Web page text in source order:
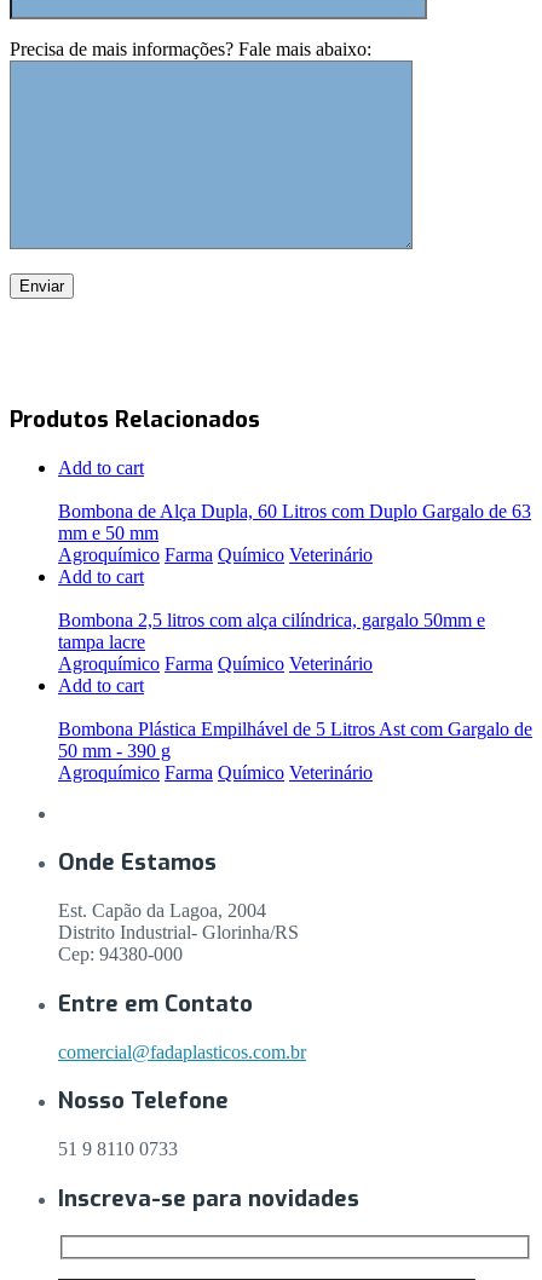
Precisa de mais informações? Fale mais abaixo:
Produtos Relacionados
Add to cart
Bombona de Alça Dupla, 60 Litros com Duplo Gargalo de 63
mm e 50 mm
Agroquímico Farma Químico Veterinário
Add to cart
Bombona 2,5 litros com alça cilíndrica, gargalo 50mm e
tampa lacre
Agroquímico Farma Químico Veterinário
Add to cart
Bombona Plástica Empilhável de 5 Litros Ast com Gargalo de
50 mm - 390 g
Agroquímico Farma Químico Veterinário
Onde Estamos
Est. Capão da Lagoa, 2004
Distrito Industrial- Glorinha/RS
Cep: 94380-000
Entre em Contato
comercial@fadaplasticos.com.br
Nosso Telefone
51 9 8110 0733
Inscreva-se para novidades